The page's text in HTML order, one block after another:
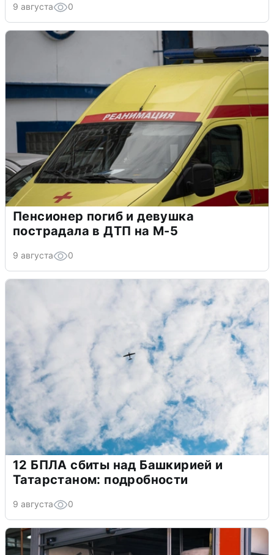
9 августа 0
Пенсионер погиб и девушка
пострадала в ДТП на М-5
9 августа 0
12 БПЛА сбиты над Башкирией и
Татарстаном: подробности
9 августа 0